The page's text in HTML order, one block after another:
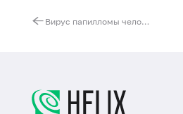
Вирус папилломы человека (Human Papillomavirus) высокого канцерогенного риска (16, 18, 31, 33, 35, 39, 45, 51, 52, 56, 58, 59, 68), Digene-тест